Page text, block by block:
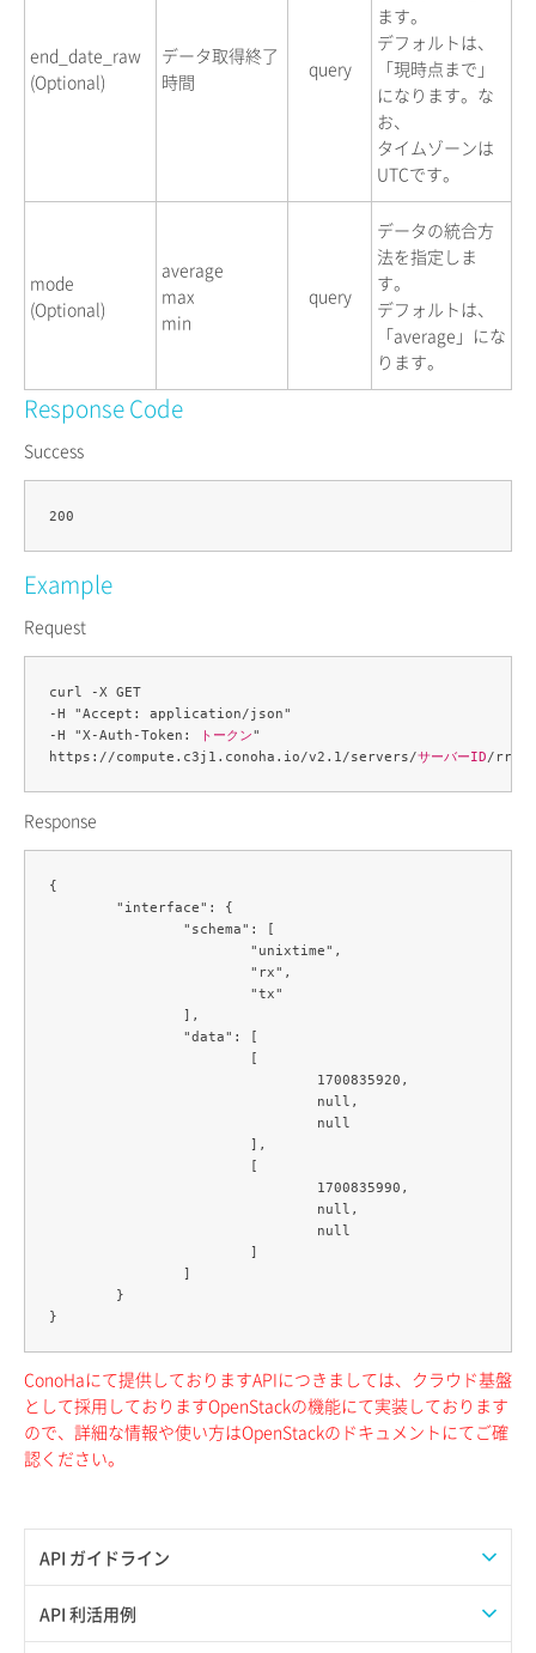
API ガイドライン
APIのご利用について
API 利活用例
end_date_raw
(Optional)
データ取得終了
時間
query
ます。
デフォルトは、
「現時点まで」
になります。な
お、
タイムゾーンは
UTCです。
mode
(Optional)
average
max
min
query
データの統合方
法を指定しま
す。
デフォルトは、
「average」にな
ります。
Response Code
Success
Example
Request
curl -X GET
-H "Accept: application/json"
-H "X-Auth-Token:
トークン"
https://compute.c3j1.conoha.io/v2.1/servers/サーバーID/rrd/
Response
{
ConoHaにて提供しておりますAPIにつきましては、クラウド基盤
として採用しておりますOpenStackの機能にて実装しております
ので、詳細な情報や使い方はOpenStackのドキュメントにてご確
認ください。